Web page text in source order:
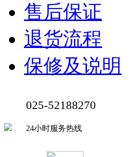
售后保证
退货流程
保修及说明
025-52188270
24小时服务热线